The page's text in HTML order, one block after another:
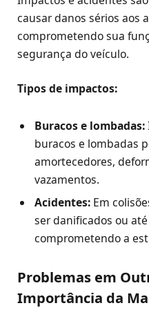
causar danos sérios aos
comprometendo sua
segurança do veículo.
Tipos de impactos:
Buracos e lombadas:
buracos e lombadas
amortecedores,
vazamentos.
Acidentes: Em
ser danificados ou
comprometendo a
Problemas em
Importância da